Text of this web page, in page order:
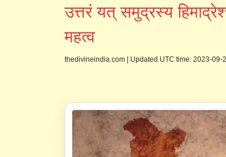
उत्तरं यत् समुद्रस्य
महत्व
thedivineindia.com Updated UTC time: 2023-09-